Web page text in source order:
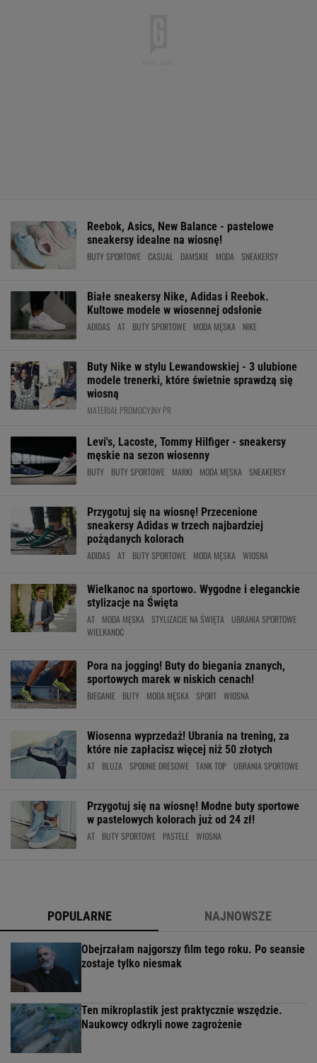
Reebok, Asics, New Balance - pastelowe
sneakersy idealne na wiosnę!
BUTY SPORTOWE CASUAL DAMSKIE MODA SNEAKERSY
Białe sneakersy Nike, Adidas i Reebok.
Kultowe modele w wiosennej odsłonie
ADIDAS AT BUTY SPORTOWE MODA MĘSKA NIKE
Buty Nike w stylu Lewandowskiej - 3 ulubione
modele trenerki, które świetnie sprawdzą się
wiosną
MATERIAŁ PROMOCYJNY PR
Levi's, Lacoste, Tommy Hilfiger - sneakersy
męskie na sezon wiosenny
BUTY BUTY SPORTOWE MARKI MODA MĘSKA SNEAKERSY
Przygotuj się na wiosnę! Przecenione
sneakersy Adidas w trzech najbardziej
pożądanych kolorach
ADIDAS AT BUTY SPORTOWE MODA MĘSKA WIOSNA
Wielkanoc na sportowo. Wygodne i eleganckie
stylizacje na Święta
AT MODA MĘSKA STYLIZACJE NA ŚWIĘTA
UBRANIA SPORTOWE
WIELKANOC
Pora na jogging! Buty do biegania znanych,
sportowych marek w niskich cenach!
BIEGANIE BUTY MODA MĘSKA SPORT WIOSNA
Wiosenna wyprzedaż! Ubrania na trening, za
które nie zapłacisz więcej niż 50 złotych
AT BLUZA SPODNIE DRESOWE TANK TOP UBRANIA SPORTOWE
Przygotuj się na wiosnę! Modne buty sportowe
w pastelowych kolorach już od 24 zł!
AT BUTY SPORTOWE PASTELE WIOSNA
POPULARNE NAJNOWSZE
Obejrzałam najgorszy film tego roku. Po seansie
zostaje tylko niesmak
Ten mikroplastik jest praktycznie wszędzie.
Naukowcy odkryli nowe zagrożenie